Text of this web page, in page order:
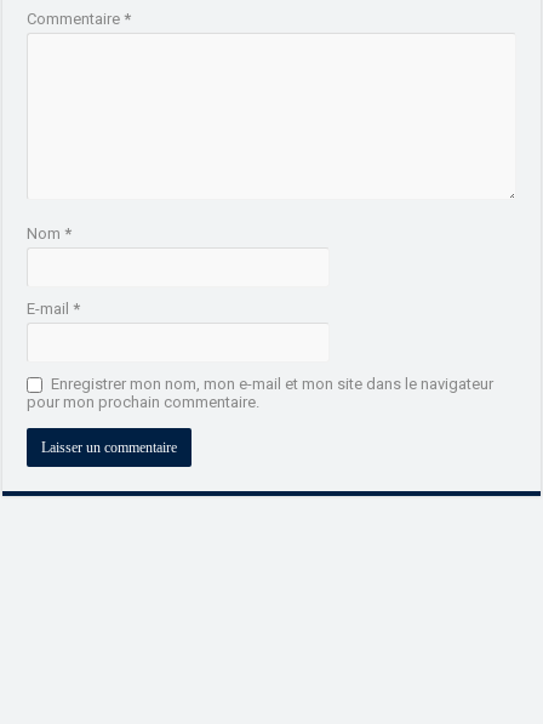
Commentaire*
Nom*
E-mail*
Enregistrer mon nom, mon e-mail et mon site dans le navigateur
pour mon prochain commentaire.